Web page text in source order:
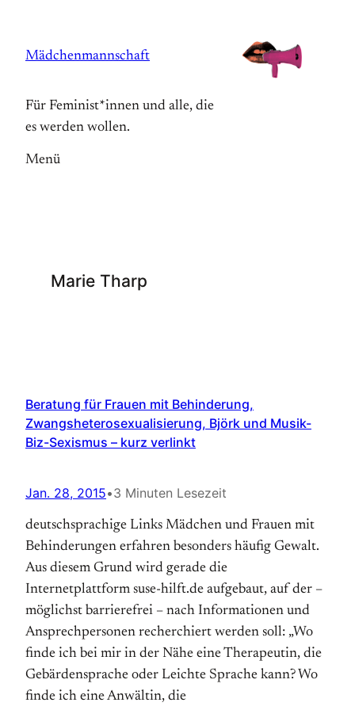
springen
Mädchenmannschaft
Für Feminist*innen und alle, die
es werden wollen.
Menü
Marie Tharp
Beratung für Frauen mit Behinderung,
Zwangsheterosexualisierung, Björk und Musik-
Biz-Sexismus – kurz verlinkt
Jan. 28, 2015•3 Minuten Lesezeit
deutschsprachige Links Mädchen und Frauen mit
Behinderungen erfahren besonders häufig Gewalt.
Aus diesem Grund wird gerade die
Internetplattform suse-hilft.de aufgebaut, auf der –
möglichst barrierefrei – nach Informationen und
Ansprechpersonen recherchiert werden soll: „Wo
finde ich bei mir in der Nähe eine Therapeutin, die
Gebärdensprache oder Leichte Sprache kann? Wo
finde ich eine Anwältin, die